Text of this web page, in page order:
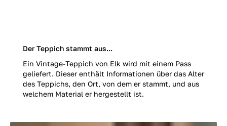
Der Teppich stammt aus...
Ein Vintage-Teppich von Elk wird mit einem Pass
geliefert. Dieser enthält Informationen über das Alter
des Teppichs, den Ort, von dem er stammt, und aus
welchem Material er hergestellt ist.